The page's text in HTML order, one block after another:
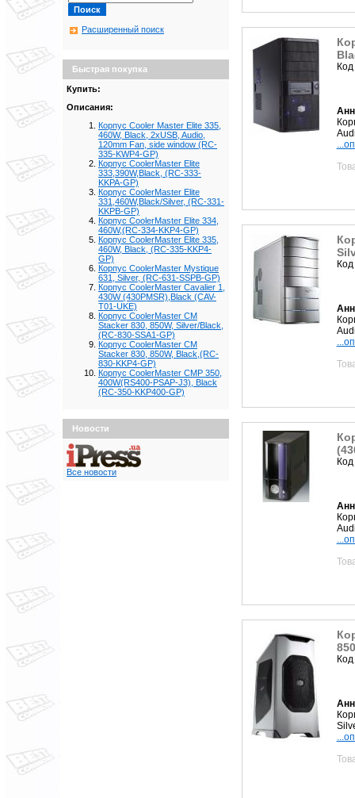
Расширенный поиск
Быстрая покупка
Купить:
Описания:
Корпус Cooler Master Elite 335,
460W, Black, 2xUSB, Audio,
120mm Fan, side window (RC-
335-KWP4-GP)
Корпус CoolerMaster Elite
333,390W,Black, (RC-333-
KKPA-GP)
Корпус CoolerMaster Elite
331,460W,Black/Silver, (RC-331-
KKPB-GP)
Корпус CoolerMaster Elite 334,
460W,(RC-334-KKP4-GP)
Корпус CoolerMaster Elite 335,
460W, Black, (RC-335-KKP4-
GP)
Корпус CoolerMaster Mystique
631, Silver, (RC-631-SSPB-GP)
Корпус CoolerMaster Cavalier 1,
430W (430PMSR),Black (CAV-
T01-UKE)
Корпус CoolerMaster CM
Stacker 830, 850W, Silver/Black,
(RC-830-SSA1-GP)
Корпус CoolerMaster CM
Stacker 830, 850W, Black,(RC-
830-KKP4-GP)
Корпус CoolerMaster CMP 350,
400W(RS400-PSAP-J3), Black
(RC-350-KKP400-GP)
Новости
Все новости